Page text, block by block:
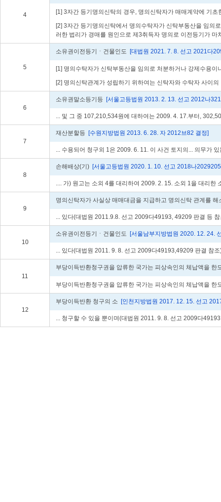
4
[1] 3자간 등기명의신탁의 경우, 명의신탁자가 매매계약에 기
[2] 3자간 등기명의신탁에서 명의수탁자가 신탁부동산을 임의
러한 법리가 경매를 원인으로 제3취득자 명의로 이전등기가
5
소유권이전등기ㆍ건물인도 [대법원 2021. 7. 8. 선고 2021다
[1] 명의수탁자가 신탁부동산을 임의로 처분하거나 강제수용
[2] 명의신탁관계가 성립하기 위하여는 신탁자와 수탁자 사이
6
소유권말소등기등 [서울고등법원 2013. 2. 13. 선고 2012나
... 및 그 중 107,210,534원에 대하여는 2009. 4. 17.부터,
7
재산분할등 [수원지방법원 2013. 6. 28. 자 2012브82 결정]
... 수용되어 청구외 1은 2009. 6. 11. 이 사건 토지의... 의무가
8
손해배상(기) [서울고등법원 2020. 1. 10. 선고 2018나
.... 가) 원고는 소외 4를 대리하여 2009. 2. 15. 소외 1을 대리
9
명의신탁자가 사실상 매매대금을 지급하고 명의신탁 관계를
... 있다(대법원 2011.9.8. 선고 2009다49193, 49209 판결 등
10
소유권이전등기ㆍ건물인도 [서울남부지방법원 2020. 12. 24.
... 있다(대법원 2011. 9. 8. 선고 2009다49193,49209 판결 참
11
부당이득반환청구권을 압류한 국가는 피상속인의 체납액을
부당이득반환청구권을 압류한 국가는 피상속인의 체납액을
12
부당이득반환 청구의 소 [인천지방법원 2017. 12. 15. 선고
... 청구할 수 있을 뿐이며(대법원 2011. 9. 8. 선고 2009다